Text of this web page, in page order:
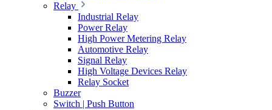
Relay
Industrial Relay
Power Relay
High Power Metering Relay
Automotive Relay
Signal Relay
High Voltage Devices Relay
Relay Socket
Buzzer
Switch | Push Button